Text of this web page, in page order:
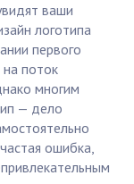
ваши
логотипа
первого
на поток
многим
— дело
ошибка,